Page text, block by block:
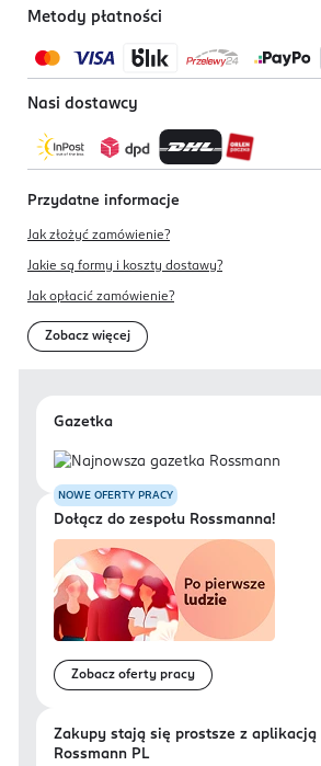
Metody płatności
Nasi dostawcy
Przydatne informacje
Jak złożyć zamówienie?
Jakie są formy i koszty dostawy?
Jak opłacić zamówienie?
Zobacz więcej
Gazetka
NOWE OFERTY PRACY
Dołącz do zespołu Rossmanna!
Zobacz oferty pracy
Zakupy stają się prostsze z aplikacją
Rossmann PL